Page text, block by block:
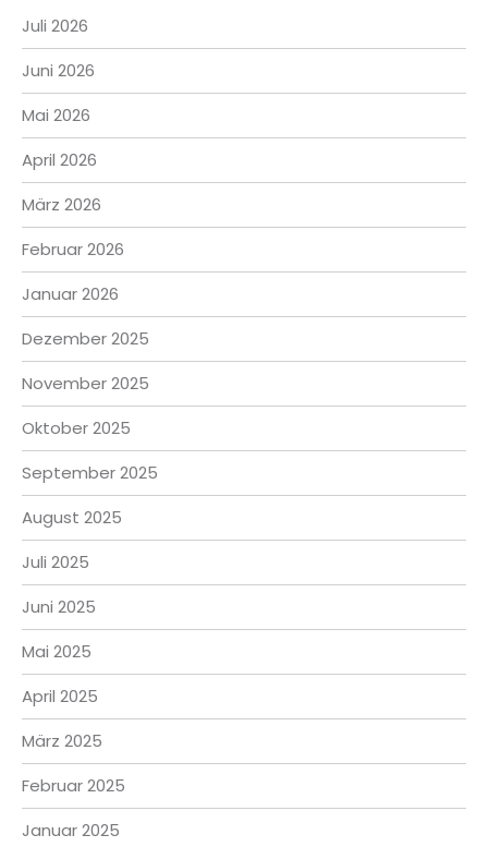
Juli 2026
Juni 2026
Mai 2026
April 2026
März 2026
Februar 2026
Januar 2026
Dezember 2025
November 2025
Oktober 2025
September 2025
August 2025
Juli 2025
Juni 2025
Mai 2025
April 2025
März 2025
Februar 2025
Januar 2025